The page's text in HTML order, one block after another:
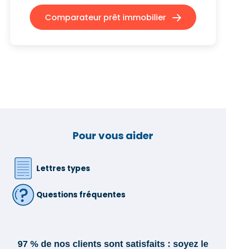
Comparateur prêt immobilier
Pour vous aider
Lettres types
Questions fréquentes